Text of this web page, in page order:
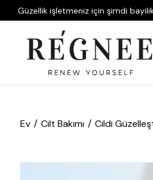
Güzellik işletmeniz için şimdi
Ev Cilt Bakımı Cildi